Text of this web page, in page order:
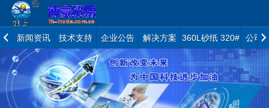
新闻资讯 技术支持 企业公告 解决方案 360L砂纸 320# 公司